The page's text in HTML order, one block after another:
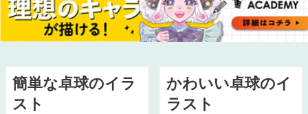
簡単な卓球のイラ
スト
かわいい卓球のイ
ラスト